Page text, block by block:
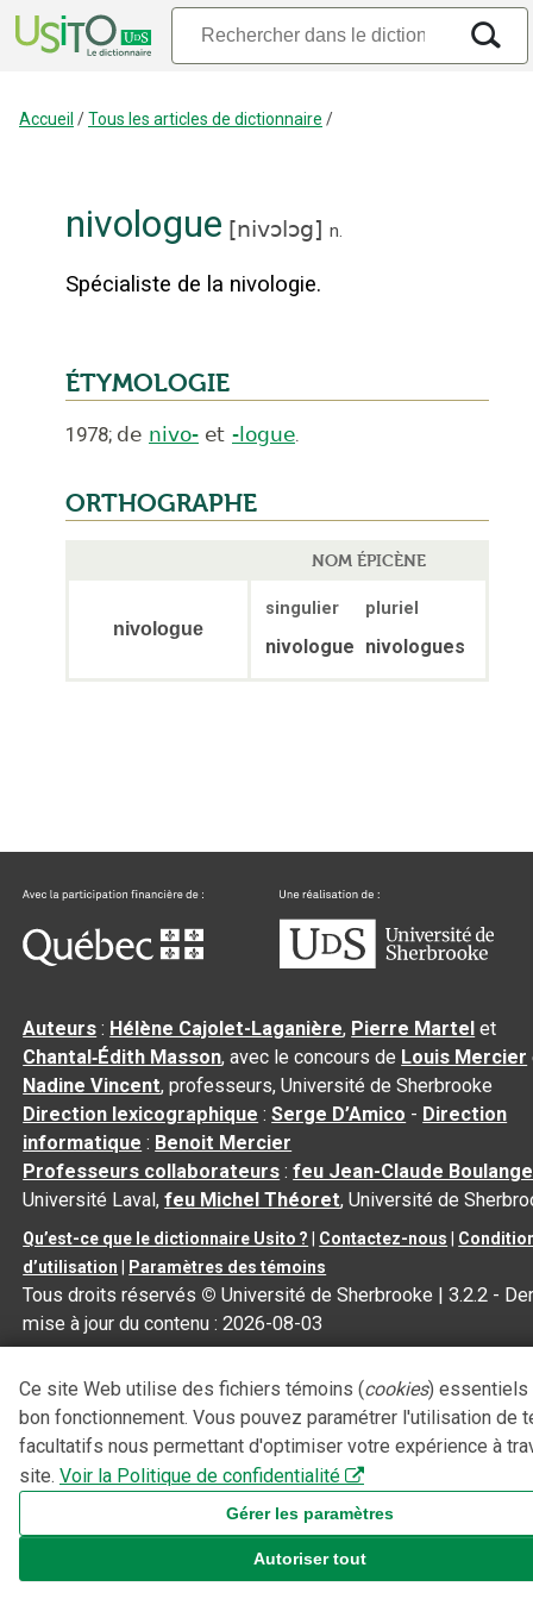
Accueil /Tous les articles de dictionnaire /
nivologue [nivɔlɔg] n.
Spécialiste de la nivologie.
ÉTYMOLOGIE
1978; de nivo- et -logue.
ORTHOGRAPHE
NOM ÉPICÈNE
nivologue
singulier pluriel
nivologue nivologues
Auteurs : Hélène Cajolet-Laganière, Pierre Martel et
Chantal‑Édith Masson, avec le concours de Louis Mercier
Nadine Vincent, professeurs, Université de Sherbrooke
Direction lexicographique :Serge D’Amico - Direction
informatique : Benoit Mercier
Professeurs collaborateurs :feu Jean-Claude
Université Laval,feu Michel Théoret, Université de
Qu’est-ce que le dictionnaire Usito ? Contactez-nous
d’utilisation
Paramètres des témoins
Tous droits réservés © Université de Sherbrooke |3.2.2 -
mise à jour du contenu :2026-08-03
Ce site Web utilise des fichiers témoins (cookies) essentiels
bon fonctionnement. Vous pouvez paramétrer l'utilisation de
facultatifs nous permettant d'optimiser votre expérience à
site. Voir la Politique de confidentialité
Gérer les paramètres
Autoriser tout